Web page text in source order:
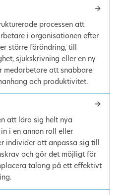
processen att
i organisationen efter
större förändring, till
sjukskrivning eller en ny
medarbetare att snabbare
och produktivitet.
att lära sig helt nya
i en annan roll eller
individer att anpassa sig till
och gör det möjligt för
talang på ett effektivt